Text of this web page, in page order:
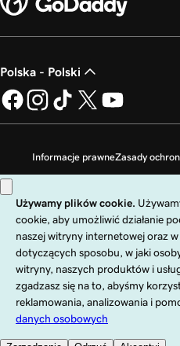
Polska - Polski
Informacje prawneZasady
Copyright © 1999 - 2026 GoDaddy
zastrzeżone. Znak słowny GoDaddy
firmy GoDaddy Operating Company,
krajach. Logo „GO” jest
GoDaddy.com, LLC w
Korzystanie z tej witryny
użytkowania. Korzystając z tej witryny,
postanowień